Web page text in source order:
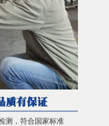
测，符合国家标准